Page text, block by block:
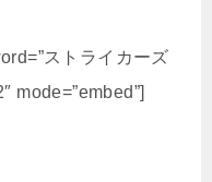
ストライカーズ
mode=”embed”]